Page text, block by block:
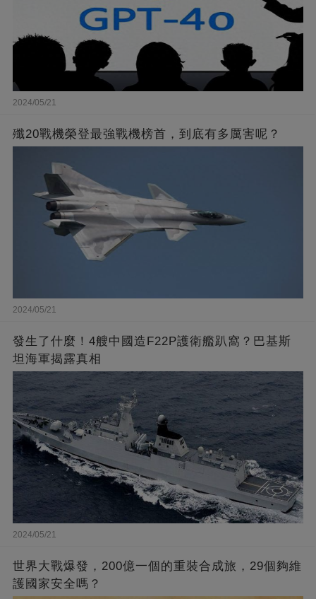
2024/05/21
殲20戰機榮登最強戰機榜首，到底有多厲害呢？
2024/05/21
發生了什麼！4艘中國造F22P護衛艦趴窩？巴基斯
坦海軍揭露真相
2024/05/21
世界大戰爆發，200億一個的重裝合成旅，29個夠維
護國家安全嗎？